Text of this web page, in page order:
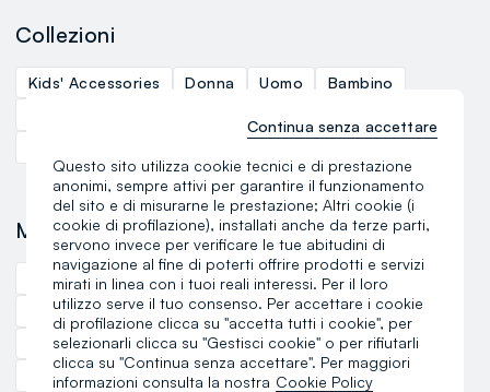
Collezioni
Kids' Accessories Donna Uomo
Bambino
Marchi
Altavia Apricot
B. Angel x Mare Fuori
Canadian Peak
E-tees Everlast
Eye Line
Geographical Norway
Girls Hybrid
Ipanema
Jansport
Lonsdale Lovable
Love Therapy
Questo sito utilizza cookie tecnici e di prestazione
anonimi, sempre attivi per garantire il funzionamento
del sito e di misurarne le prestazione; Altri cookie (i
cookie di profilazione), installati anche da terze parti,
servono invece per verificare le tue abitudini di
navigazione al fine di poterti offrire prodotti e servizi
mirati in linea con i tuoi reali interessi. Per il loro
utilizzo serve il tuo consenso. Per accettare i cookie
di profilazione clicca su "accetta tutti i cookie", per
selezionarli clicca su "Gestisci cookie" o per rifiutarli
clicca su "Continua senza accettare". Per maggiori
informazioni consulta la nostra Cookie Policy
Continua senza accettare